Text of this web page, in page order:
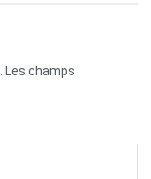
Les champs